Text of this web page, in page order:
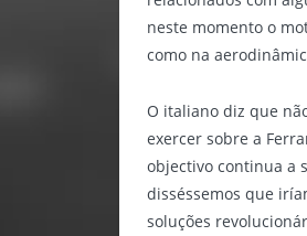
neste momento o
como na
O italiano diz que
exercer sobre a
objectivo continua a
disséssemos que
soluções